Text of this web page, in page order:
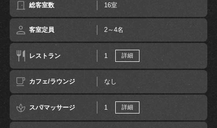
総客室数 16室
客室定員 2～4名
レストラン 1 詳細
カフェ/ラウンジ なし
スパ/マッサージ 1 詳細